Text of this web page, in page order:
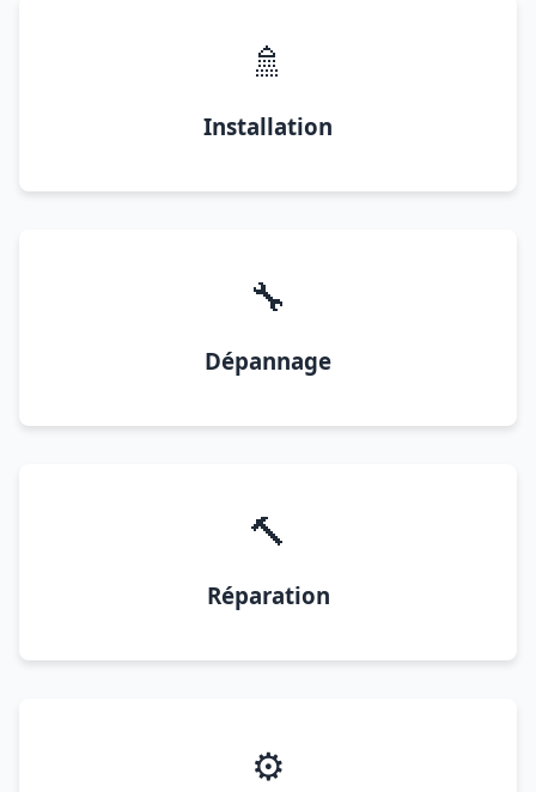
🚿
Installation
🔧
Dépannage
🔨
Réparation
⚙️